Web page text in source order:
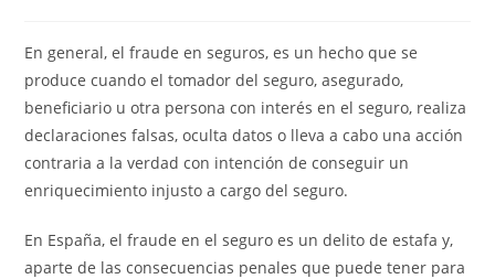
En general, el fraude en seguros, es un hecho que se
produce cuando el tomador del seguro, asegurado,
beneficiario u otra persona con interés en el seguro, realiza
declaraciones falsas, oculta datos o lleva a cabo una acción
contraria a la verdad con intención de conseguir un
enriquecimiento injusto a cargo del seguro.
En España, el fraude en el seguro es un delito de estafa y,
aparte de las consecuencias penales que puede tener para